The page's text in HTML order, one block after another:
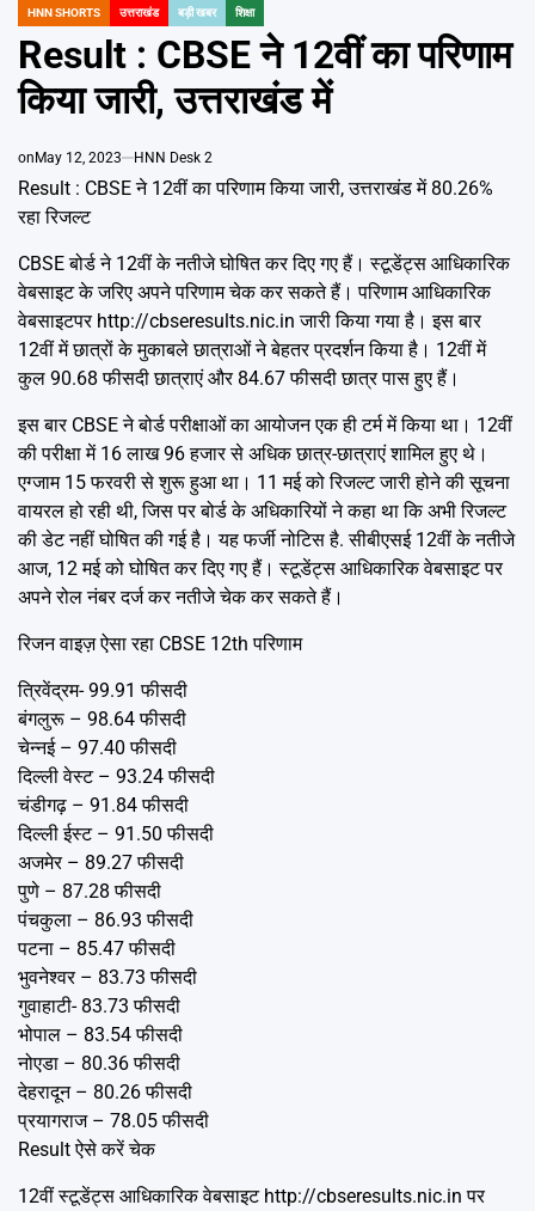
POSTED
HNN SHORTS उत्तराखंड बड़ी खबर शिक्षा
Result : CBSE ने 12वीं का परिणाम
किया जारी, उत्तराखंड में
onMay 12, 2023 HNN Desk 2
Result : CBSE ने 12वीं का परिणाम किया जारी, उत्तराखंड में 80.26%
रहा रिजल्ट
CBSE बोर्ड ने 12वीं के नतीजे घोषित कर दिए गए हैं। स्टूडेंट्स आधिकारिक
वेबसाइट के जरिए अपने परिणाम चेक कर सकते हैं। परिणाम आधिकारिक
वेबसाइटपर http://cbseresults.nic.in जारी किया गया है। इस बार
12वीं में छात्रों के मुकाबले छात्राओं ने बेहतर प्रदर्शन किया है। 12वीं में
कुल 90.68 फीसदी छात्राएं और 84.67 फीसदी छात्र पास हुए हैं।
इस बार CBSE ने बोर्ड परीक्षाओं का आयोजन एक ही टर्म में किया था। 12वीं
की परीक्षा में 16 लाख 96 हजार से अधिक छात्र-छात्राएं शामिल हुए थे।
एग्जाम 15 फरवरी से शुरू हुआ था। 11 मई को रिजल्ट जारी होने की सूचना
वायरल हो रही थी, जिस पर बोर्ड के अधिकारियों ने कहा था कि अभी रिजल्ट
की डेट नहीं घोषित की गई है। यह फर्जी नोटिस है. सीबीएसई 12वीं के नतीजे
आज, 12 मई को घोषित कर दिए गए हैं। स्टूडेंट्स आधिकारिक वेबसाइट पर
अपने रोल नंबर दर्ज कर नतीजे चेक कर सकते हैं।
रिजन वाइज़ ऐसा रहा CBSE 12th परिणाम
त्रिवेंद्रम- 99.91 फीसदी
बंगलुरू – 98.64 फीसदी
चेन्नई – 97.40 फीसदी
दिल्ली वेस्ट – 93.24 फीसदी
चंडीगढ़ – 91.84 फीसदी
दिल्ली ईस्ट – 91.50 फीसदी
अजमेर – 89.27 फीसदी
पुणे – 87.28 फीसदी
पंचकुला – 86.93 फीसदी
पटना – 85.47 फीसदी
भुवनेश्वर – 83.73 फीसदी
गुवाहाटी- 83.73 फीसदी
भोपाल – 83.54 फीसदी
नोएडा – 80.36 फीसदी
देहरादून – 80.26 फीसदी
प्रयागराज – 78.05 फीसदी
Result ऐसे करें चेक
12वीं स्टूडेंट्स आधिकारिक वेबसाइट http://cbseresults.nic.in पर